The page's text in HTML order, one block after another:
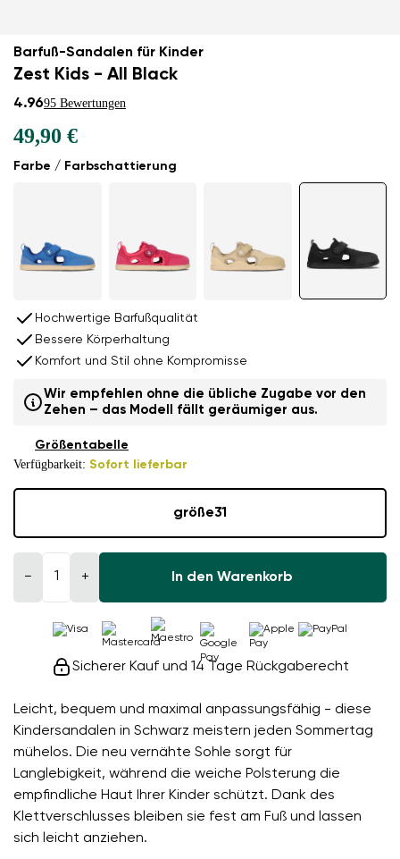
Barfuß-Sandalen für Kinder
Zest Kids - All Black
4.9695 Bewertungen
Leicht, bequem und maximal anpassungsfähig - diese
Kindersandalen in Schwarz meistern jeden Sommertag
mühelos. Die neu vernähte Sohle sorgt für
Langlebigkeit, während die weiche Polsterung die
empfindliche Haut Ihrer Kinder schützt. Dank des
Klettverschlusses bleiben sie fest am Fuß und lassen
sich leicht anziehen.
Farbe / Farbschattierung
49,90 €
Hochwertige Barfußqualität
Bessere Körperhaltung
Komfort und Stil ohne Kompromisse
Wir empfehlen ohne die übliche Zugabe vor den
Zehen – das Modell fällt geräumiger aus.
Verfügbarkeit: Sofort lieferbar
Größentabelle
größe31
− + In den Warenkorb
Sicherer Kauf und 14 Tage Rückgaberecht